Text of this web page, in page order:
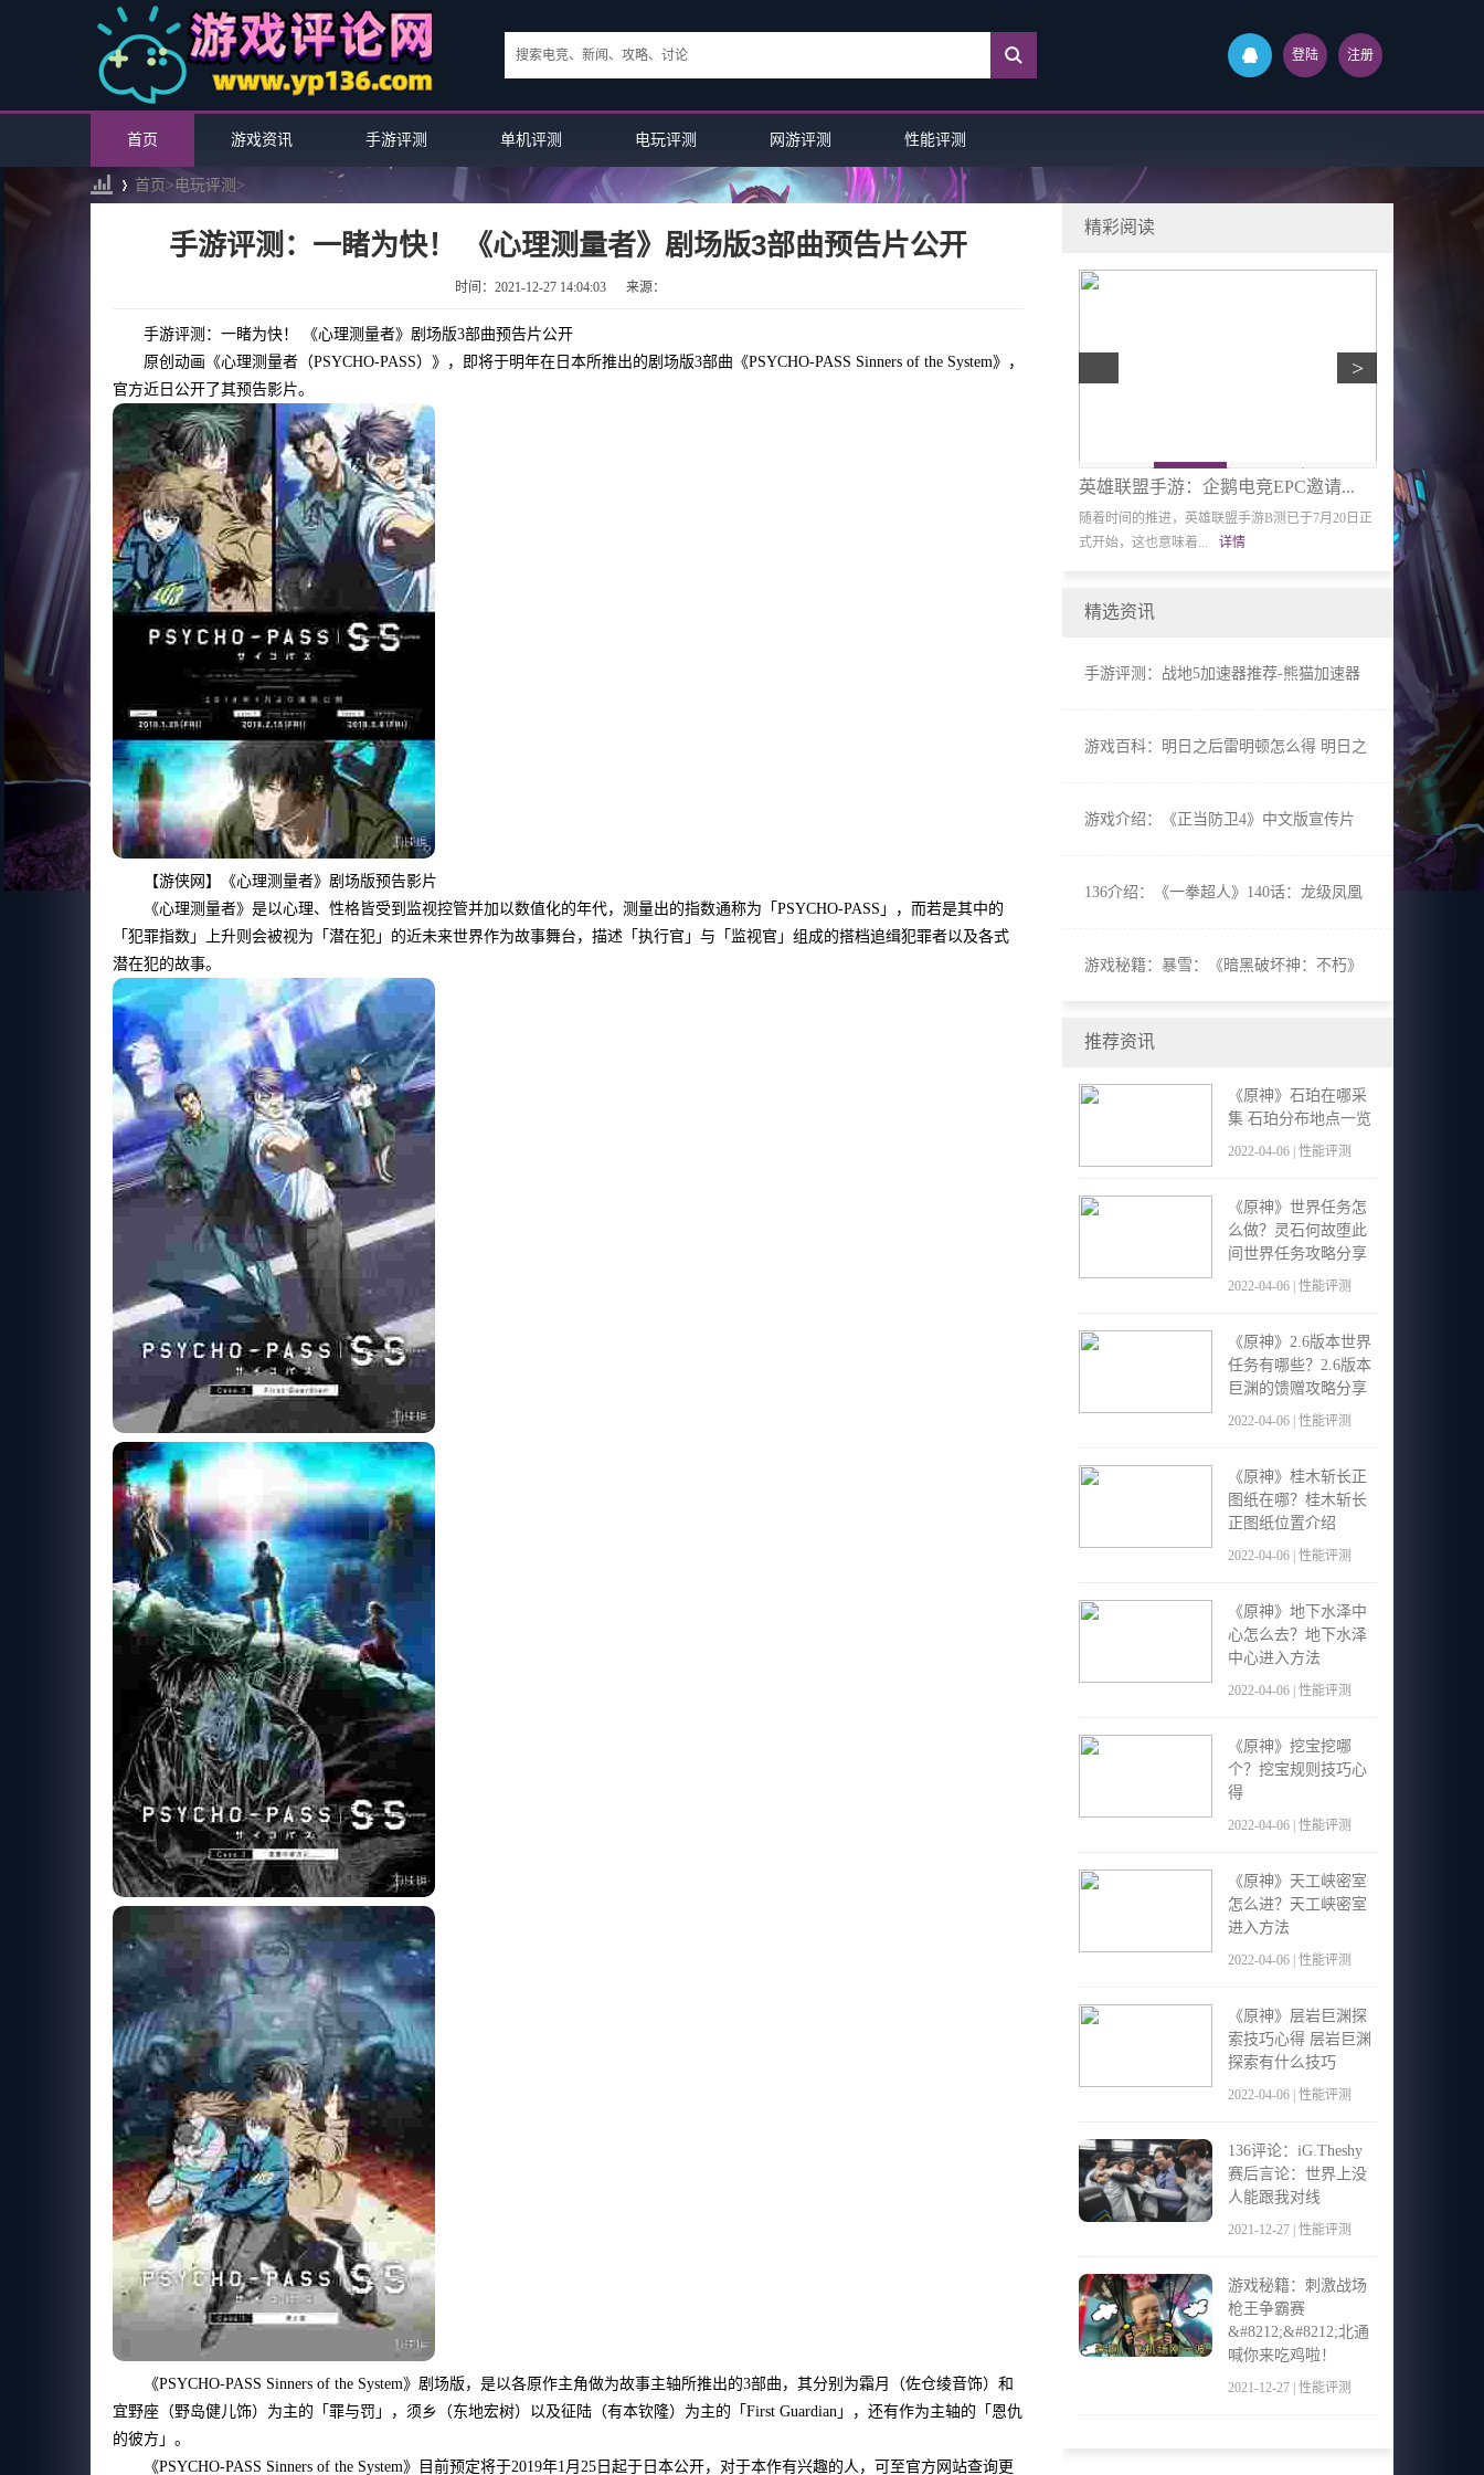
登陆 注册
首页 游戏资讯 手游评测 单机评测 电玩评测 网游评测 性能评测
首页> 电玩评测 >
手游评测：一睹为快！ 《心理测量者》剧场版3部曲预告片公开
时间：2021-12-27 14:04:03 来源：
手游评测：一睹为快！ 《心理测量者》剧场版3部曲预告片公开
原创动画《心理测量者（PSYCHO-PASS）》，即将于明年在日本所推出的剧场版3部曲《PSYCHO-PASS Sinners of the System》，
官方近日公开了其预告影片。
【游侠网】《心理测量者》剧场版预告影片
《心理测量者》是以心理、性格皆受到监视控管并加以数值化的年代，测量出的指数通称为「PSYCHO-PASS」，而若是其中的
「犯罪指数」上升则会被视为「潜在犯」的近未来世界作为故事舞台，描述「执行官」与「监视官」组成的搭档追缉犯罪者以及各式
潜在犯的故事。
《PSYCHO-PASS Sinners of the System》剧场版，是以各原作主角做为故事主轴所推出的3部曲，其分别为霜月（佐仓绫音饰）和
宜野座（野岛健儿饰）为主的「罪与罚」，须乡（东地宏树）以及征陆（有本钦隆）为主的「First Guardian」，还有作为主轴的「恩仇
的彼方」。
《PSYCHO-PASS Sinners of the System》目前预定将于2019年1月25日起于日本公开，对于本作有兴趣的人，可至官方网站查询更
精彩阅读
英雄联盟手游：企鹅电竞EPC邀请...
随着时间的推进，英雄联盟手游B测已于7月20日正
式开始，这也意味着...
详情
《少女与战
BANDAI
冬季发售的
>
精选资讯
手游评测：战地5加速器推荐-熊猫加速器
游戏百科：明日之后雷明顿怎么得 明日之
游戏介绍：《正当防卫4》中文版宣传片
136介绍：《一拳超人》140话：龙级凤凰
游戏秘籍：暴雪：《暗黑破坏神：不朽》
推荐资讯
《原神》石珀在哪采
集 石珀分布地点一览
2022-04-06 | 性能评测
《原神》世界任务怎
么做？灵石何故堕此
间世界任务攻略分享
2022-04-06 | 性能评测
《原神》2.6版本世界
任务有哪些？2.6版本
巨渊的馈赠攻略分享
2022-04-06 | 性能评测
《原神》桂木斩长正
图纸在哪？桂木斩长
正图纸位置介绍
2022-04-06 | 性能评测
《原神》地下水泽中
心怎么去？地下水泽
中心进入方法
2022-04-06 | 性能评测
《原神》挖宝挖哪
个？挖宝规则技巧心
得
2022-04-06 | 性能评测
《原神》天工峡密室
怎么进？天工峡密室
进入方法
2022-04-06 | 性能评测
《原神》层岩巨渊探
索技巧心得 层岩巨渊
探索有什么技巧
2022-04-06 | 性能评测
136评论：iG.Theshy
赛后言论：世界上没
人能跟我对线
2021-12-27 | 性能评测
游戏秘籍：刺激战场
枪王争霸赛
&#8212;&#8212;北通
喊你来吃鸡啦！
2021-12-27 | 性能评测